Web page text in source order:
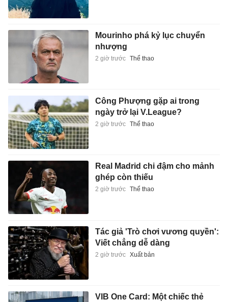
Mourinho phá kỷ lục chuyển
nhượng
2 giờ trước Thể thao
Công Phượng gặp ai trong
ngày trở lại V.League?
2 giờ trước Thể thao
Real Madrid chi đậm cho mảnh
ghép còn thiếu
2 giờ trước Thể thao
Tác giả 'Trò chơi vương quyền':
Viết chẳng dễ dàng
2 giờ trước Xuất bản
VIB One Card: Một chiếc thẻ